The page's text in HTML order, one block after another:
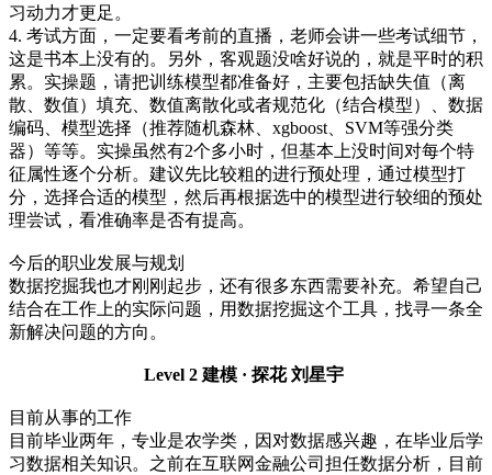
习动力才更足。
4. 考试方面，一定要看考前的直播，老师会讲一些考试细节，
这是书本上没有的。另外，客观题没啥好说的，就是平时的积
累。实操题，请把训练模型都准备好，主要包括缺失值（离
散、数值）填充、数值离散化或者规范化（结合模型）、数据
编码、模型选择（推荐随机森林、xgboost、SVM等强分类
器）等等。实操虽然有2个多小时，但基本上没时间对每个特
征属性逐个分析。建议先比较粗的进行预处理，通过模型打
分，选择合适的模型，然后再根据选中的模型进行较细的预处
理尝试，看准确率是否有提高。
今后的职业发展与规划
数据挖掘我也才刚刚起步，还有很多东西需要补充。希望自己
结合在工作上的实际问题，用数据挖掘这个工具，找寻一条全
新解决问题的方向。
Level 2 建模 · 探花刘星宇
目前从事的工作
目前毕业两年，专业是农学类，因对数据感兴趣，在毕业后学
习数据相关知识。之前在互联网金融公司担任数据分析，目前